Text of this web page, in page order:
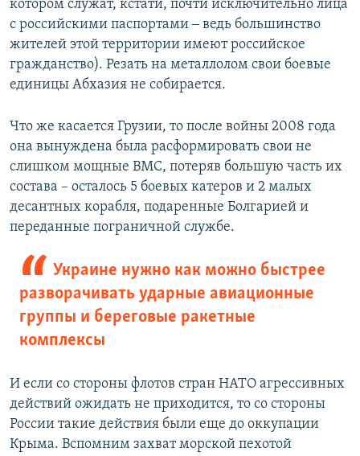
котором служат, кстати, почти исключительно лица
с российскими паспортами ‒ ведь большинство
жителей этой территории имеют российское
гражданство). Резать на металлолом свои боевые
единицы Абхазия не собирается.
Что же касается Грузии, то после войны 2008 года
она вынуждена была расформировать свои не
слишком мощные ВМС, потеряв большую часть их
состава – осталось 5 боевых катеров и 2 малых
десантных корабля, подаренные Болгарией и
переданные пограничной службе.
Украине нужно как можно быстрее
разворачивать ударные авиационные
группы и береговые ракетные
комплексы
И если со стороны флотов стран НАТО агрессивных
действий ожидать не приходится, то со стороны
России такие действия были еще до оккупации
Крыма. Вспомним захват морской пехотой